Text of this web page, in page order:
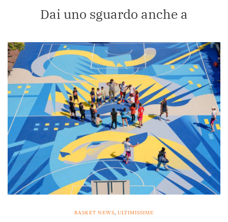
Dai uno sguardo anche a
BASKET NEWS, ULTIMISSIME